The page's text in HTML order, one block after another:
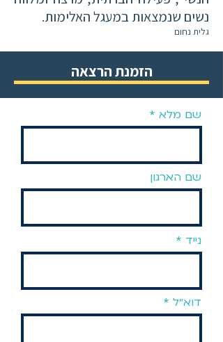
נשים שנמצאות במעגל האלימות.
גלית נחום
הזמנת הרצאה
שם מלא
שם הארגון
נייד
דוא״ל